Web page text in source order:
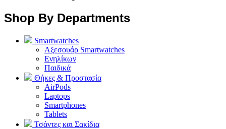
Shop By Departments
Smartwatches
Αξεσουάρ Smartwatches
Ενηλίκων
Παιδικά
Θήκες & Προστασία
AirPods
Laptops
Smartphones
Tablets
Τσάντες και Σακίδια